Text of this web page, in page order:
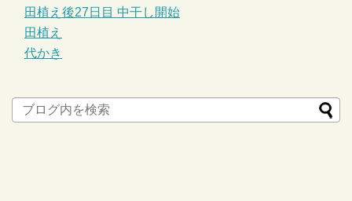
田植え後27日目 中干し開始
田植え
代かき